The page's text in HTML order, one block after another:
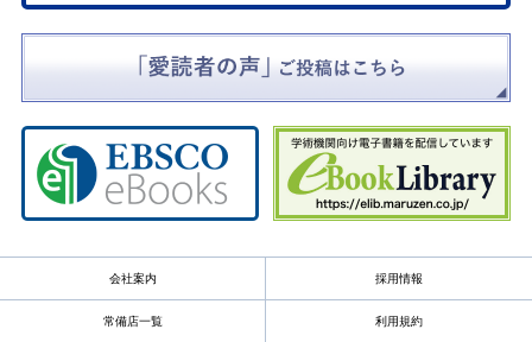
会社案内 採用情報
常備店一覧 利用規約